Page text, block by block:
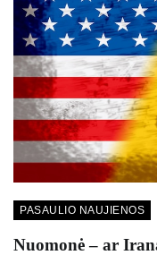
PASAULIO NAUJIENOS
Nuomonė – ar